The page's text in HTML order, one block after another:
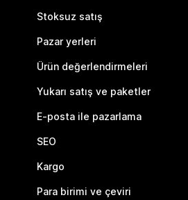
Stoksuz satış
Pazar yerleri
Ürün değerlendirmeleri
Yukarı satış ve paketler
E-posta ile pazarlama
SEO
Kargo
Para birimi ve çeviri